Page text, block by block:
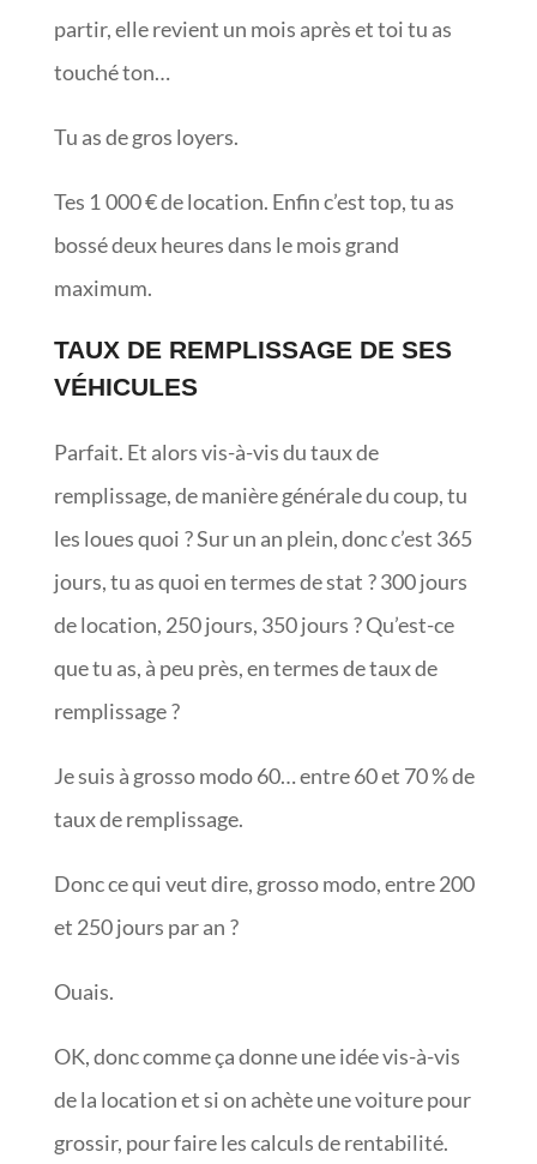
partir, elle revient un mois après et toi tu as
touché ton…
Tu as de gros loyers.
Tes 1 000 € de location. Enfin c’est top, tu as
bossé deux heures dans le mois grand
maximum.
TAUX DE REMPLISSAGE DE SES
VÉHICULES
Parfait. Et alors vis-à-vis du taux de
remplissage, de manière générale du coup, tu
les loues quoi ? Sur un an plein, donc c’est 365
jours, tu as quoi en termes de stat ? 300 jours
de location, 250 jours, 350 jours ? Qu’est-ce
que tu as, à peu près, en termes de taux de
remplissage ?
Je suis à grosso modo 60… entre 60 et 70 % de
taux de remplissage.
Donc ce qui veut dire, grosso modo, entre 200
et 250 jours par an ?
Ouais.
OK, donc comme ça donne une idée vis-à-vis
de la location et si on achète une voiture pour
grossir, pour faire les calculs de rentabilité.